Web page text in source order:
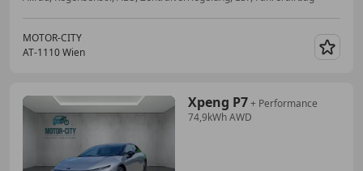
MOTOR-CITY
AT-1110 Wien
Xpeng P7+ Performance
74,9kWh AWD